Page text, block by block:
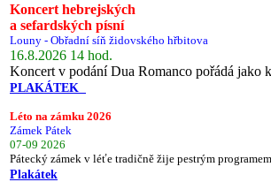
Koncert hebrejských
a sefardských písní
Louny - Obřadní síň židovského hřbitova
16.8.2026 14 hod.
Koncert v podání Dua Romanco pořádá jako
PLAKÁTEK
Léto na zámku 2026
Zámek Pátek
07-09 2026
Pátecký zámek v léťe tradičně žije pestrým programem.
Plakátek